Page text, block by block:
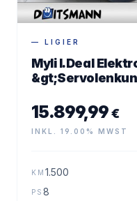
— LIGIER
Myli I.Deal
15.899,99€
INKL. 19.00% MWST
KM 1.500
PS 8